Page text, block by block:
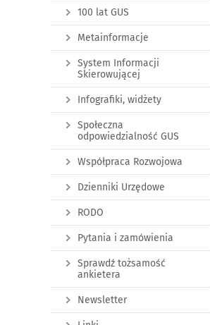
100 lat GUS
Metainformacje
System Informacji
Skierowującej
Infografiki, widżety
Społeczna
odpowiedzialność GUS
Współpraca Rozwojowa
Dzienniki Urzędowe
RODO
Pytania i zamówienia
Sprawdź tożsamość
ankietera
Newsletter